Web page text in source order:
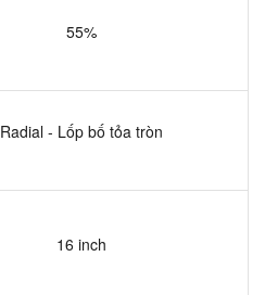
55%
Radial - Lốp bố tỏa tròn
16 inch